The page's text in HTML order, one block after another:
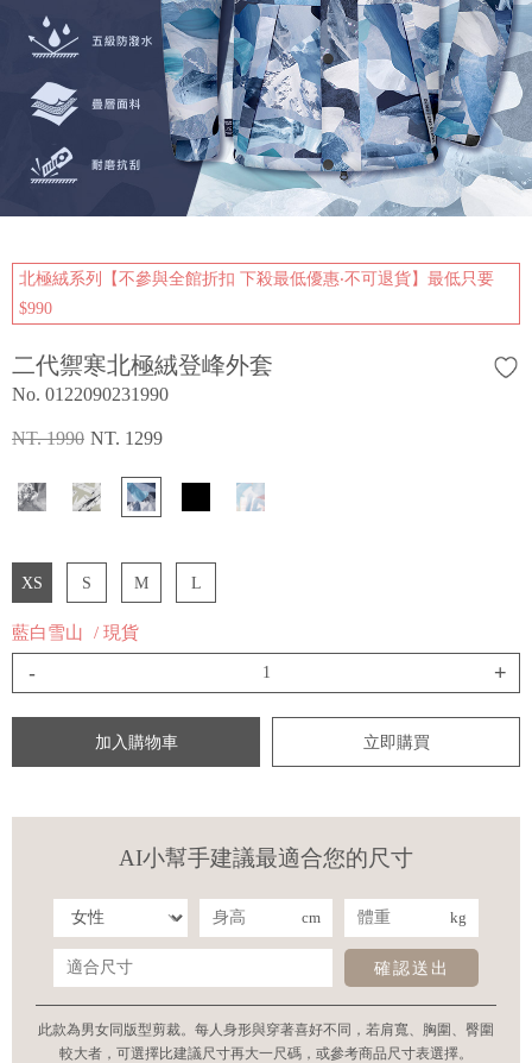
北極絨系列【不參與全館折扣 下殺最低優惠‧不可退貨】最低只要
$990
二代禦寒北極絨登峰外套
No. 0122090231990
NT. 1990 NT. 1299
XS S M L
藍白雪山 / 現貨
- +
加入購物車 立即購買
AI小幫手建議最適合您的尺寸
cm kg
確認送出
此款為男女同版型剪裁。每人身形與穿著喜好不同，若肩寬、胸圍、臀圍
較大者，可選擇比建議尺寸再大一尺碼，或參考商品尺寸表選擇。